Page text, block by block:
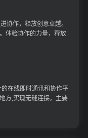
协作，释放创意卓越。
体验协作的力量，释放
在线即时通讯和协作平
方,实现无缝连接。主要